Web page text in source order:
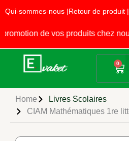
au
contenu
Qui-sommes-nous |Retour de produit |
de vos produits chez nous –
0
Home
Livres Scolaires
CIAM Mathématiques 1re